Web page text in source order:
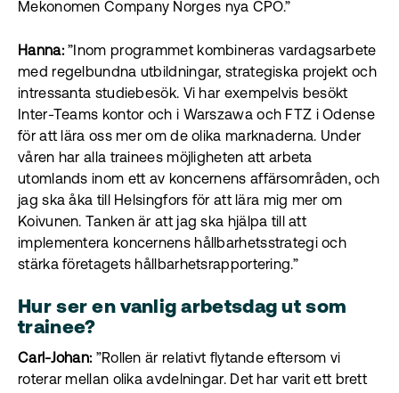
Mekonomen Company Norges nya CPO.”
Hanna:”Inom programmet kombineras vardagsarbete
med regelbundna utbildningar, strategiska projekt och
intressanta studiebesök. Vi har exempelvis besökt
Inter-Teams kontor och i Warszawa och FTZ i Odense
för att lära oss mer om de olika marknaderna. Under
våren har alla trainees möjligheten att arbeta
utomlands inom ett av koncernens affärsområden, och
jag ska åka till Helsingfors för att lära mig mer om
Koivunen. Tanken är att jag ska hjälpa till att
implementera koncernens hållbarhetsstrategi och
stärka företagets hållbarhetsrapportering.”
Hur ser en vanlig arbetsdag ut som
trainee?
Carl-Johan:”Rollen är relativt flytande eftersom vi
roterar mellan olika avdelningar. Det har varit ett brett